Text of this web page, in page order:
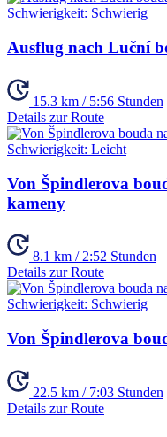
Schwierigkeit: Schwierig
Ausflug nach Luční
15.3 km / 5:56 Stunden
Details zur Route
Schwierigkeit: Leicht
Von Špindlerova
kameny
8.1 km / 2:52 Stunden
Details zur Route
Schwierigkeit: Schwierig
Von Špindlerova
22.5 km / 7:03 Stunden
Details zur Route